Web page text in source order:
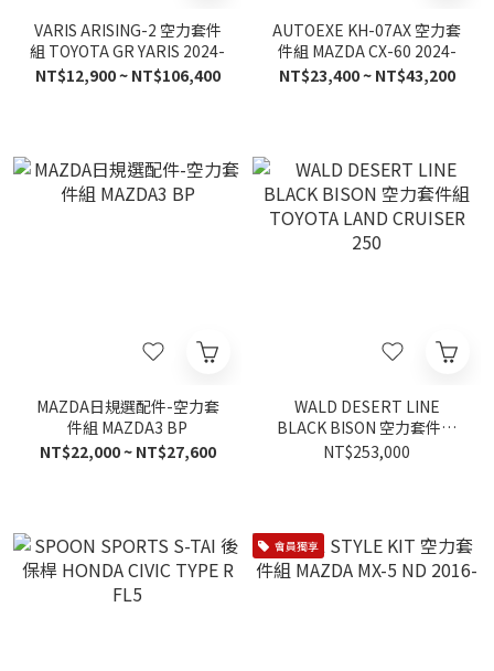
VARIS ARISING-2 空力套件
組 TOYOTA GR YARIS 2024-
NT$12,900 ~ NT$106,400
AUTOEXE KH-07AX 空力套
件組 MAZDA CX-60 2024-
NT$23,400 ~ NT$43,200
MAZDA日規選配件-空力套
件組 MAZDA3 BP
NT$22,000 ~ NT$27,600
WALD DESERT LINE
BLACK BISON 空力套件組
TOYOTA LAND CRUISER
NT$253,000
會員獨享